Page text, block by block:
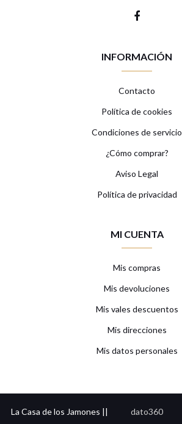
INFORMACIÓN
Contacto
Política de cookies
Condiciones de servicio
¿Cómo comprar?
Aviso Legal
Política de privacidad
MI CUENTA
Mis compras
Mis devoluciones
Mis vales descuentos
Mis direcciones
Mis datos personales
La Casa de los Jamones || dato360